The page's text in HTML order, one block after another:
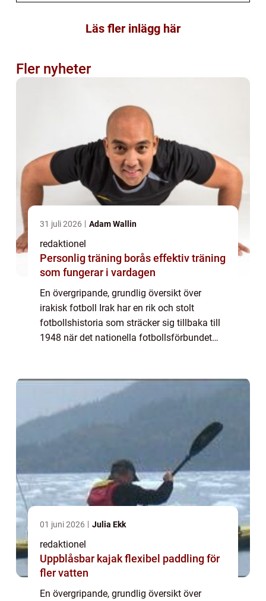
Läs fler inlägg här
Fler nyheter
31 juli 2026 Adam Wallin
redaktionel
Personlig träning borås effektiv träning
som fungerar i vardagen
En övergripande, grundlig översikt över
irakisk fotboll Irak har en rik och stolt
fotbollshistoria som sträcker sig tillbaka till
1948 när det nationella fotbollsförbundet
01 juni 2026 Julia Ekk
redaktionel
Uppblåsbar kajak flexibel paddling för
fler vatten
En övergripande, grundlig översikt över